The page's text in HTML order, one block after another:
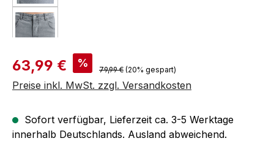
Verkaufspreis:
63,99 € % Regulärer Preis:
79,99 € (20% gespart)
Preise inkl. MwSt. zzgl. Versandkosten
Sofort verfügbar, Lieferzeit ca. 3-5 Werktage
innerhalb Deutschlands. Ausland abweichend.